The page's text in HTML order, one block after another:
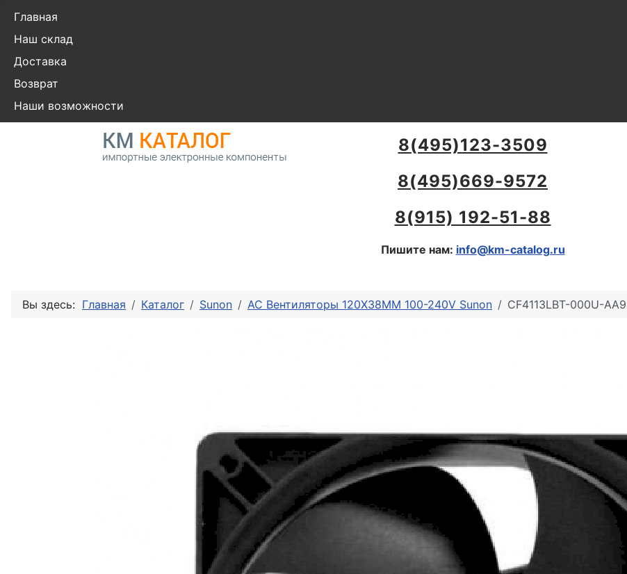
Главная
Наш склад
Доставка
Возврат
Наши возможности
8(495)123-3509
8(495)669-9572
8(915) 192-51-88
Пишите нам: info@km-catalog.ru
Вы здесь: Главная Каталог Sunon AC Вентиляторы 120X38MM 100-240V Sunon CF4113LBT-000U-